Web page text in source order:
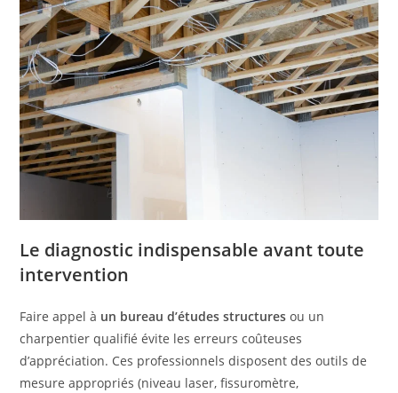
Le diagnostic indispensable avant toute
intervention
Faire appel à un bureau d’études structures ou un
charpentier qualifié évite les erreurs coûteuses
d’appréciation. Ces professionnels disposent des outils de
mesure appropriés (niveau laser, fissuromètre,